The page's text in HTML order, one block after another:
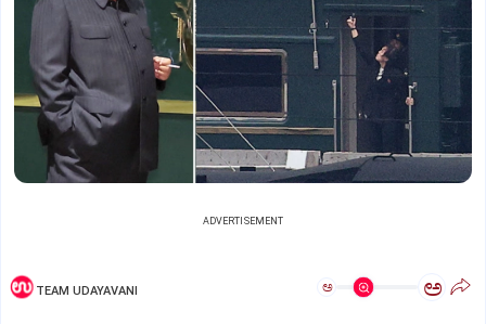
ADVERTISEMENT
TEAM UDAYAVANI ಅ ಅ